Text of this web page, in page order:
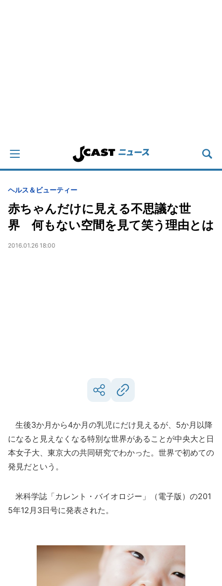
ヘルス＆ビューティー
赤ちゃんだけに見える不思議な世
界 何もない空間を見て笑う理由とは
2016.01.26 18:00
生後3か月から4か月の乳児にだけ見えるが、5か月以降
になると見えなくなる特別な世界があることが中央大と日
本女子大、東京大の共同研究でわかった。世界で初めての
発見だという。
米科学誌「カレント・バイオロジー」（電子版）の201
5年12月3日号に発表された。